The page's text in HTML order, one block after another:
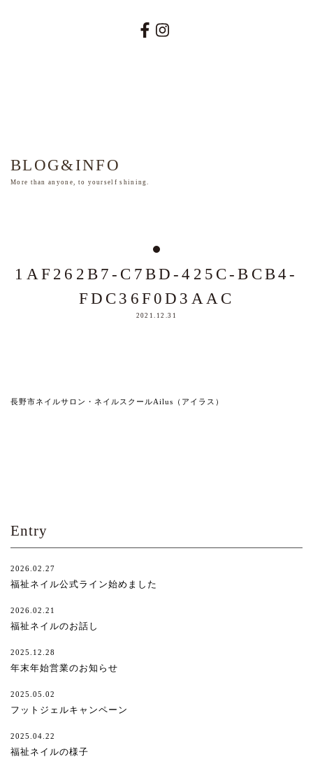
BLOG&INFO
More than anyone, to yourself shining.
1AF262B7-C7BD-425C-BCB4-
FDC36F0D3AAC
2021.12.31
長野市ネイルサロン・ネイルスクールAilus（アイラス）
Entry
2026.02.27
福祉ネイル公式ライン始めました
2026.02.21
福祉ネイルのお話し
2025.12.28
年末年始営業のお知らせ
2025.05.02
フットジェルキャンペーン
2025.04.22
福祉ネイルの様子